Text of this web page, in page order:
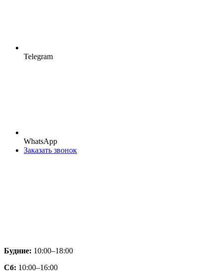
Telegram
WhatsApp
Заказать звонок
Будние: 10:00–18:00
Сб: 10:00–16:00